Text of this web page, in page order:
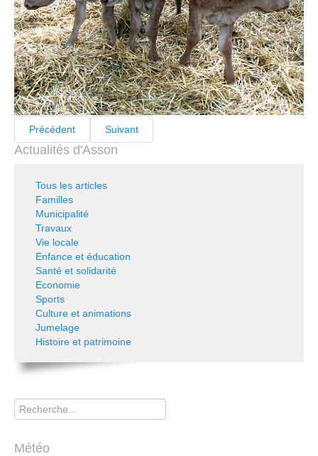
Précédent Suivant
Actualités d'Asson
Tous les articles
Familles
Municipalité
Travaux
Vie locale
Enfance et éducation
Santé et solidarité
Economie
Sports
Culture et animations
Jumelage
Histoire et patrimoine
Rechercher
Météo